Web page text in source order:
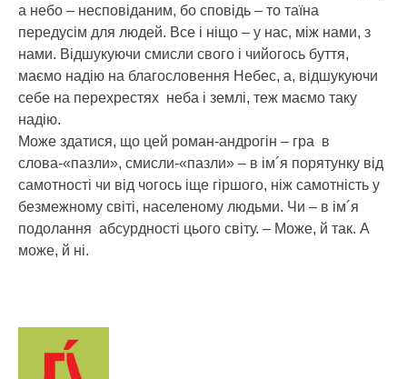
а небо – несповіданим, бо сповідь – то таїна
передусім для людей. Все і ніщо – у нас, між нами, з
нами. Відшукуючи смисли свого і чийогось буття,
маємо надію на благословення Небес, а, відшукуючи
себе на перехрестях неба і землі, теж маємо таку
надію.
Може здатися, що цей роман-андрогін – гра в
слова-«пазли», смисли-«пазли» – в ім´я порятунку від
самотності чи від чогось іще гіршого, ніж самотність у
безмежному світі, населеному людьми. Чи – в ім´я
подолання абсурдності цього світу. – Може, й так. А
може, й ні.